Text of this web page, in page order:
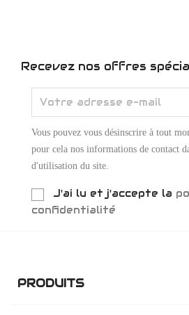
Recevez nos offres
Vous pouvez vous désinscrire à tout
pour cela nos informations de contact
d'utilisation du site.
J'ai lu et j'accepte la
confidentialité
PRODUITS